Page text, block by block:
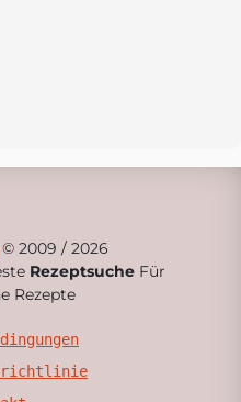
2009 / 2026
Rezeptsuche Für
Rezepte